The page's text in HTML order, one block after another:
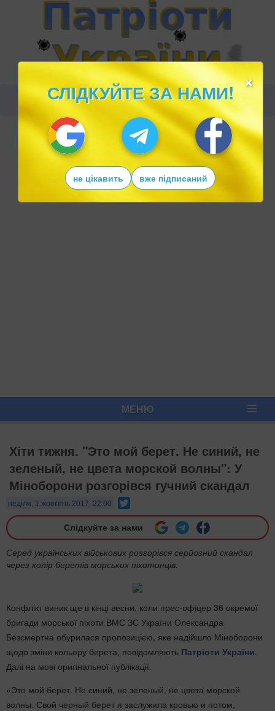
МЕНЮ
Хіти тижня. "Это мой берет. Не синий, не
зеленый, не цвета морской волны": У
Міноборони розгорівся гучний скандал
неділя, 1 жовтень 2017, 22:00
Слідкуйте за нами
​Серед українських військових розгорівся серйозний скандал
через колір беретів морських піхотинців.
Конфлікт виник ще в кінці весни, коли прес-офіцер 36 окремої
бригади морської піхоти ВМС ЗС України Олександра
Безсмертна обурилася пропозицією, яке надійшло Міноборони
щодо зміни кольору берета, повідомляють Патріоти України.
Далі на мові оригінальної публікації.
«Это мой берет. Не синий, не зеленый, не цвета морской
волны. Свой черный берет я заслужила кровью и потом,
×
СЛІДКУЙТЕ ЗА НАМИ!
не цікавить вже підписаний